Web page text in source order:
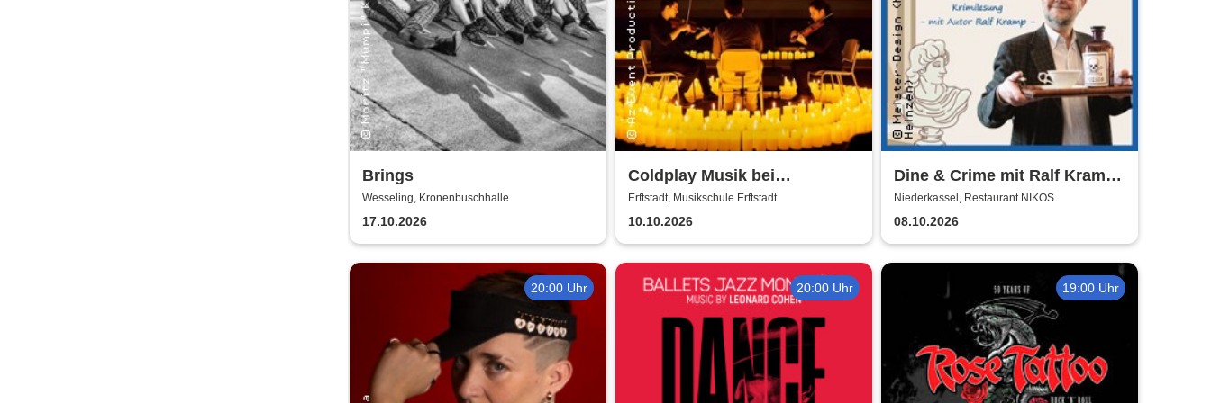
Brings
Wesseling, Kronenbuschhalle
17.10.2026
Coldplay Musik bei
Kerzenschein
Erftstadt, Musikschule Erftstadt
10.10.2026
Dine & Crime mit Ralf Kramp |
Unterhaltsame Krimi-Lesung
Niederkassel, Restaurant NIKOS
08.10.2026
20:00 Uhr 20:00 Uhr 19:00 Uhr